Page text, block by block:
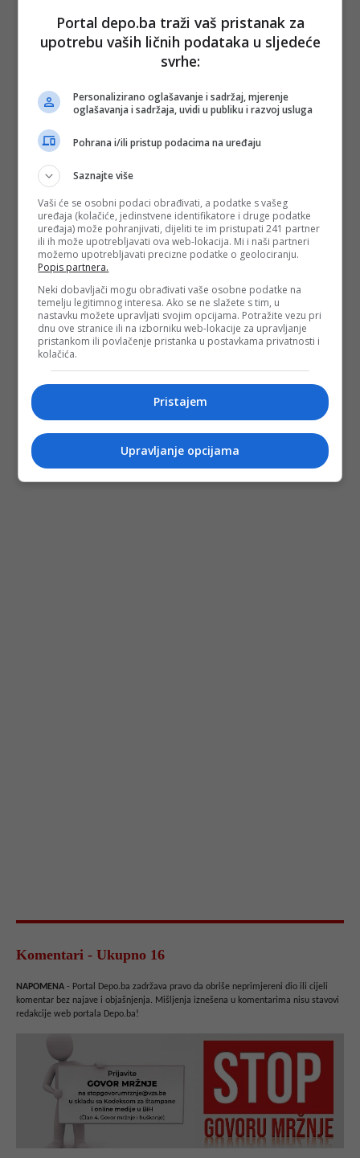
Komentari - Ukupno 16
NAPOMENA - Portal Depo.ba zadržava pravo da obriše neprimjereni dio ili cijeli
komentar bez najave i objašnjenja. Mišljenja iznešena u komentarima nisu stavovi
redakcije web portala Depo.ba!
Portal depo.ba traži vaš pristanak za
upotrebu vaših ličnih podataka u sljedeće
svrhe:
Personalizirano oglašavanje i sadržaj, mjerenje
oglašavanja i sadržaja, uvidi u publiku i razvoj usluga
Pohrana i/ili pristup podacima na uređaju
Saznajte više
Vaši će se osobni podaci obrađivati, a podatke s vašeg
uređaja (kolačiće, jedinstvene identifikatore i druge podatke
uređaja) može pohranjivati, dijeliti te im pristupati 241 partner
ili ih može upotrebljavati ova web-lokacija. Mi i naši partneri
možemo upotrebljavati precizne podatke o geolociranju.
Popis partnera.
Neki dobavljači mogu obrađivati vaše osobne podatke na
temelju legitimnog interesa. Ako se ne slažete s tim, u
nastavku možete upravljati svojim opcijama. Potražite vezu pri
dnu ove stranice ili na izborniku web-lokacije za upravljanje
pristankom ili povlačenje pristanka u postavkama privatnosti i
kolačića.
Pristajem
Upravljanje opcijama